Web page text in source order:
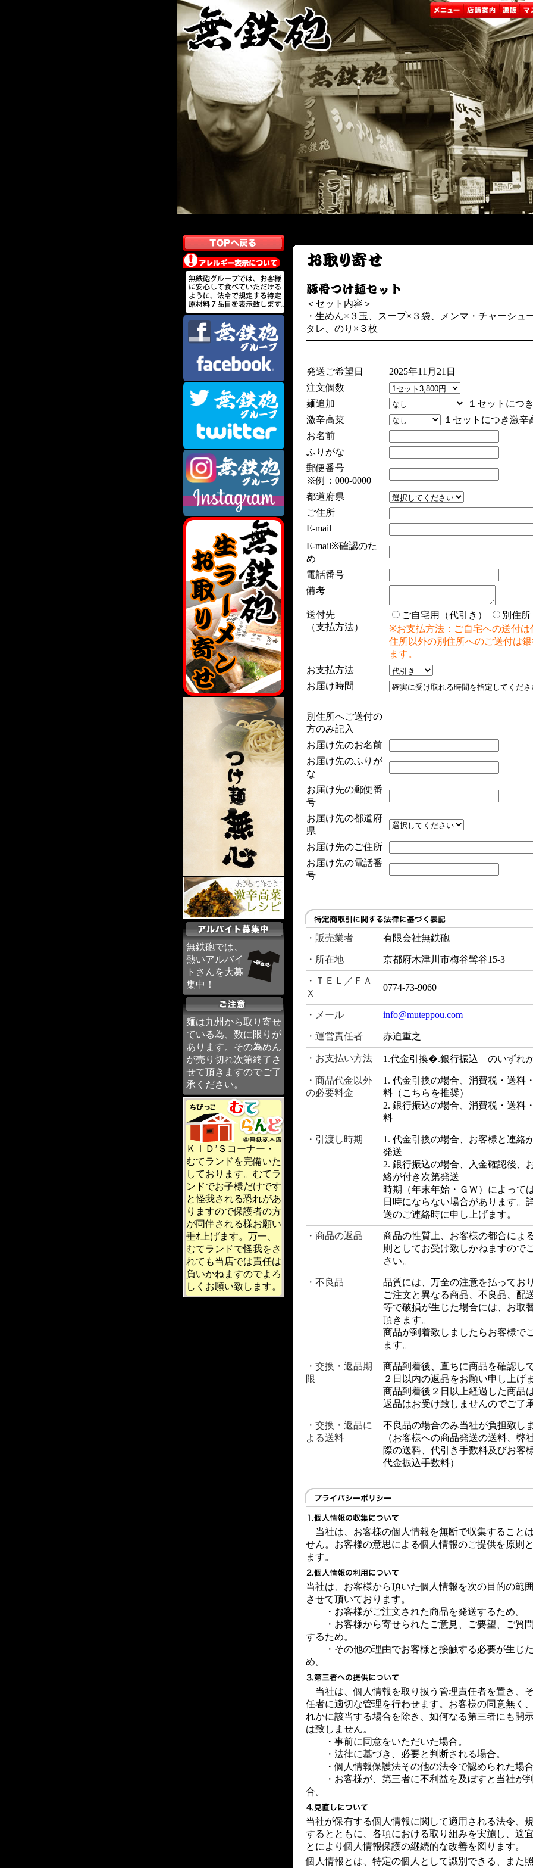
無鉄砲では、
熱いアルバイ
トさんを大募
集中！
麺は九州から取り寄せ
ている為、数に限りが
あります。その為めん
が売り切れ次第終了さ
せて頂きますのでご了
承ください。
ＫＩＤ’Ｓコーナー・
むてランドを完備いた
しております。むてラ
ンドでお子様だけです
と怪我される恐れがあ
りますので保護者の方
が同伴される様お願い
垂ｵ上げます。万一、
むてランドで怪我をさ
れても当店では責任は
負いかねますのでよろ
しくお願い致します。
＜セット内容＞
・生めん×３玉、スープ×３袋、メンマ・チャーシュ
タレ、のり×３枚
発送ご希望日
2025年11月21日
注文個数
麺追加
１セットにつ
激辛高菜
１セットにつき激辛
お名前
ふりがな
郵便番号
※例：000-0000
都道府県
ご住所
E-mail
E-mail※確認のた
め
電話番号
備考
送付先
（支払方法）
ご自宅用（代引き）
別住
※お支払方法：ご自宅への送付は
住所以外の別住所へのご送付は
ます。
お支払方法
お届け時間
別住所へご送付の
方のみ記入
お届け先のお名前
お届け先のふりが
な
お届け先の郵便番
号
お届け先の都道府
県
お届け先のご住所
お届け先の電話番
号
・販売業者 有限会社無鉄砲
・所在地 京都府木津川市梅谷髯谷15-3
・ＴＥＬ／ＦＡ
Ｘ
0774-73-9060
・メール info@muteppou.com
・運営責任者 赤迫重之
・お支払い方法 1.代金引換�.銀行振込 のいずれ
・商品代金以外
の必要料金
1. 代金引換の場合、消費税・送料
料（こちらを推奨）
2. 銀行振込の場合、消費税・送料
料
・引渡し時期
1. 代金引換の場合、お客様と連絡
発送
2. 銀行振込の場合、入金確認後、
絡が付き次第発送
時期（年末年始・ＧＷ）によって
日時にならない場合があります。
送のご連絡時に申し上げます。
・商品の返品
商品の性質上、お客様の都合によ
則としてお受け致しかねますので
さい。
・不良品
品質には、万全の注意を払ってお
ご注文と異なる商品、不良品、配
等で破損が生じた場合には、お取
頂きます。
商品が到着致しましたらお客様で
ます。
・交換・返品期
限
商品到着後、直ちに商品を確認し
２日以内の返品をお願い申し上げ
商品到着後２日以上経過した商品
返品はお受け致しませんのでご了
・交換・返品に
よる送料
不良品の場合のみ当社が負担致し
（お客様への商品発送の送料、弊
際の送料、代引き手数料及びお客
代金振込手数料）
当社は、お客様の個人情報を無断で収集すること
せん。お客様の意思による個人情報のご提供を原則
ます。
当社は、お客様から頂いた個人情報を次の目的の範
させて頂いております。
・お客様がご注文された商品を発送するため。
・お客様から寄せられたご意見、ご要望、ご質
するため。
・その他の理由でお客様と接触する必要が生じ
め。
当社は、個人情報を取り扱う管理責任者を置き、
任者に適切な管理を行わせます。お客様の同意無く
れかに該当する場合を除き、如何なる第三者にも開
は致しません。
・事前に同意をいただいた場合。
・法律に基づき、必要と判断される場合。
・個人情報保護法その他の法令で認められた場
・お客様が、第三者に不利益を及ぼすと当社が
合。
当社が保有する個人情報に関して適用される法令、
するとともに、各項における取り組みを実施し、適
とにより個人情報保護の継続的な改善を図ります。
個人情報とは、特定の個人として識別できる、また